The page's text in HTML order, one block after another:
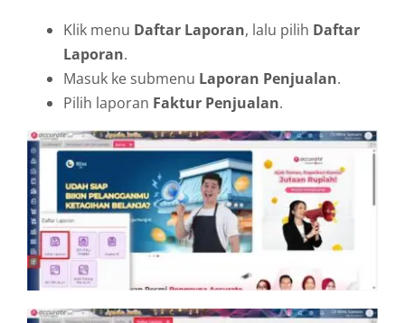
Klik menu Daftar Laporan, lalu pilih Daftar
Laporan.
Masuk ke submenu Laporan Penjualan.
Pilih laporan Faktur Penjualan.